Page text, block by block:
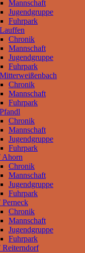
Mannschaft
Jugendgruppe
Fuhrpark
Chronik
Mannschaft
Jugendgruppe
Fuhrpark
Chronik
Mannschaft
Fuhrpark
Chronik
Mannschaft
Jugendgruppe
Fuhrpark
Ahorn
Chronik
Mannschaft
Jugendgruppe
Fuhrpark
Perneck
Chronik
Mannschaft
Jugendgruppe
Fuhrpark
Reiterndorf